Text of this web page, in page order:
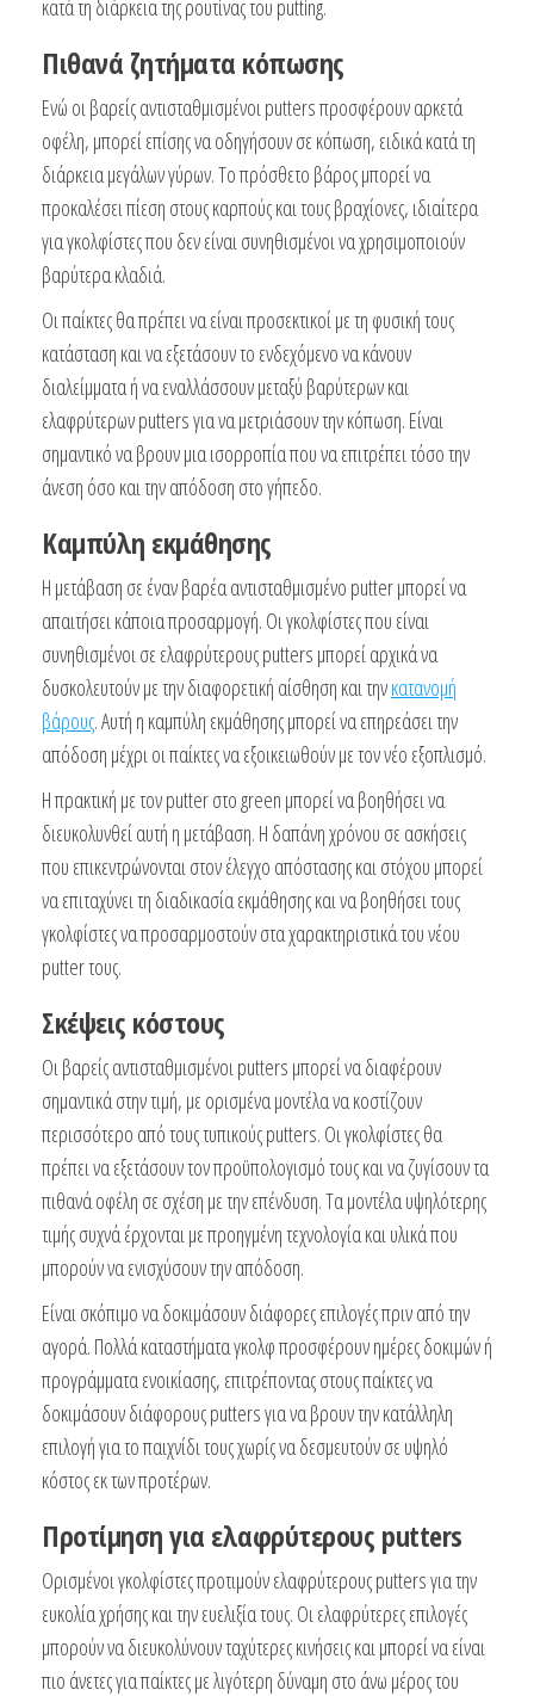
κατά τη διάρκεια της ρουτίνας του putting.
Πιθανά ζητήματα κόπωσης
Ενώ οι βαρείς αντισταθμισμένοι putters προσφέρουν αρκετά
οφέλη, μπορεί επίσης να οδηγήσουν σε κόπωση, ειδικά κατά τη
διάρκεια μεγάλων γύρων. Το πρόσθετο βάρος μπορεί να
προκαλέσει πίεση στους καρπούς και τους βραχίονες, ιδιαίτερα
για γκολφίστες που δεν είναι συνηθισμένοι να χρησιμοποιούν
βαρύτερα κλαδιά.
Οι παίκτες θα πρέπει να είναι προσεκτικοί με τη φυσική τους
κατάσταση και να εξετάσουν το ενδεχόμενο να κάνουν
διαλείμματα ή να εναλλάσσουν μεταξύ βαρύτερων και
ελαφρύτερων putters για να μετριάσουν την κόπωση. Είναι
σημαντικό να βρουν μια ισορροπία που να επιτρέπει τόσο την
άνεση όσο και την απόδοση στο γήπεδο.
Καμπύλη εκμάθησης
Η μετάβαση σε έναν βαρέα αντισταθμισμένο putter μπορεί να
απαιτήσει κάποια προσαρμογή. Οι γκολφίστες που είναι
συνηθισμένοι σε ελαφρύτερους putters μπορεί αρχικά να
δυσκολευτούν με την διαφορετική αίσθηση και τηνκατανομή
βάρους. Αυτή η καμπύλη εκμάθησης μπορεί να επηρεάσει την
απόδοση μέχρι οι παίκτες να εξοικειωθούν με τον νέο εξοπλισμό.
Η πρακτική με τον putter στο green μπορεί να βοηθήσει να
διευκολυνθεί αυτή η μετάβαση. Η δαπάνη χρόνου σε ασκήσεις
που επικεντρώνονται στον έλεγχο απόστασης και στόχου μπορεί
να επιταχύνει τη διαδικασία εκμάθησης και να βοηθήσει τους
γκολφίστες να προσαρμοστούν στα χαρακτηριστικά του νέου
putter τους.
Σκέψεις κόστους
Οι βαρείς αντισταθμισμένοι putters μπορεί να διαφέρουν
σημαντικά στην τιμή, με ορισμένα μοντέλα να κοστίζουν
περισσότερο από τους τυπικούς putters. Οι γκολφίστες θα
πρέπει να εξετάσουν τον προϋπολογισμό τους και να ζυγίσουν τα
πιθανά οφέλη σε σχέση με την επένδυση. Τα μοντέλα υψηλότερης
τιμής συχνά έρχονται με προηγμένη τεχνολογία και υλικά που
μπορούν να ενισχύσουν την απόδοση.
Είναι σκόπιμο να δοκιμάσουν διάφορες επιλογές πριν από την
αγορά. Πολλά καταστήματα γκολφ προσφέρουν ημέρες δοκιμών ή
προγράμματα ενοικίασης, επιτρέποντας στους παίκτες να
δοκιμάσουν διάφορους putters για να βρουν την κατάλληλη
επιλογή για το παιχνίδι τους χωρίς να δεσμευτούν σε υψηλό
κόστος εκ των προτέρων.
Προτίμηση για ελαφρύτερους putters
Ορισμένοι γκολφίστες προτιμούν ελαφρύτερους putters για την
ευκολία χρήσης και την ευελιξία τους. Οι ελαφρύτερες επιλογές
μπορούν να διευκολύνουν ταχύτερες κινήσεις και μπορεί να είναι
πιο άνετες για παίκτες με λιγότερη δύναμη στο άνω μέρος του